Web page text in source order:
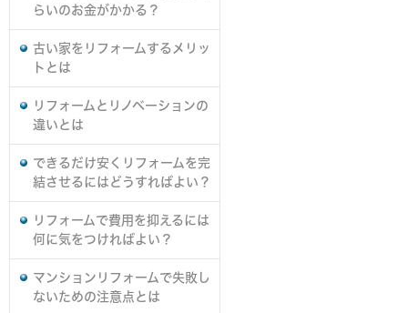
らいのお金がかかる？
古い家をリフォームするメリッ
トとは
リフォームとリノベーションの
違いとは
できるだけ安くリフォームを完
結させるにはどうすればよい？
リフォームで費用を抑えるには
何に気をつければよい？
マンションリフォームで失敗し
ないための注意点とは